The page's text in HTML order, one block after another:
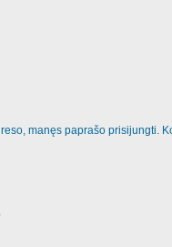
manęs paprašo prisijungti.